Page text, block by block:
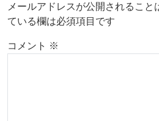
メールアドレスが公開されること
ている欄は必須項目です
コメント ※